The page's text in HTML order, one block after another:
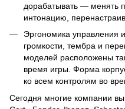
дорабатывать — менять
интонацию,
Эргономика управления
громкости, тембра и
моделей расположены
время игры. Форма
ко всем контролям во
Сегодня многие компании